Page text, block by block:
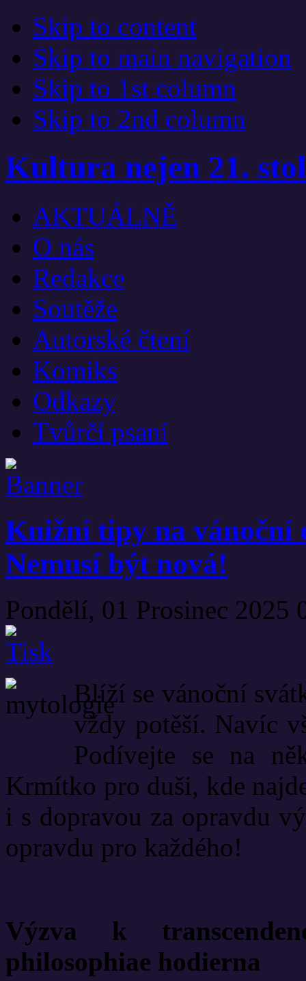
Skip to content
Skip to main navigation
Skip to 1st column
Skip to 2nd column
Kultura nejen 21.
AKTUÁLNĚ
O nás
Redakce
Soutěže
Autorské čtení
Komiks
Odkazy
Tvůrčí psaní
Knižní tipy na vánoční
Nemusí být nová!
Pondělí, 01 Prosinec 2025
Blíží se vánoční
vždy potěší. Navíc
Podívejte se na
Krmítko pro duši, kde
i s dopravou za opravdu
opravdu pro každého!
Výzva k
philosophiae hodierna